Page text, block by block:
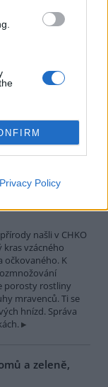
Privacy Policy
na ochranu
schválil
kterého místním
až 20 let
svou kakaovou
AP; zákon nyní
vzácného
našli v CHKO
kras vzácného
očkovaného. K
porosty rostliny
mravenců. Ti se
hnízd. Správa
a zeleně,